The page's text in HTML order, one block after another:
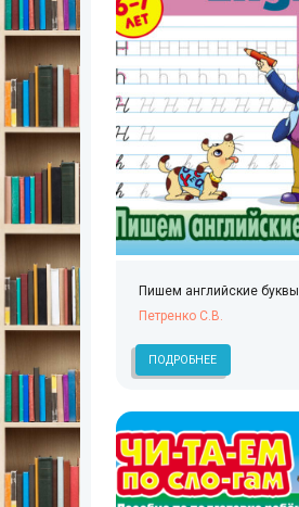
Пишем английские буквы
Петренко С.В.
ПОДРОБНЕЕ